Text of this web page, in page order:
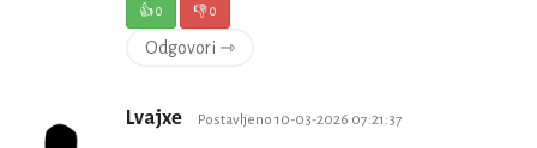
👍0 👎0
Odgovori ⇾
Lvajxe Postavljeno 10-03-2026 07:21:37